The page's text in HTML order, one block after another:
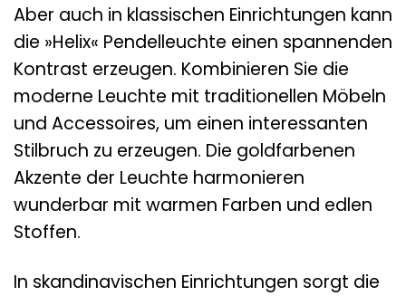
Aber auch in klassischen Einrichtungen kann
die »Helix« Pendelleuchte einen spannenden
Kontrast erzeugen. Kombinieren Sie die
moderne Leuchte mit traditionellen Möbeln
und Accessoires, um einen interessanten
Stilbruch zu erzeugen. Die goldfarbenen
Akzente der Leuchte harmonieren
wunderbar mit warmen Farben und edlen
Stoffen.
In skandinavischen Einrichtungen sorgt die